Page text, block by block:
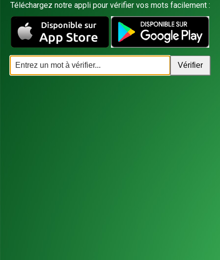
Téléchargez notre appli pour vérifier vos mots facilement :